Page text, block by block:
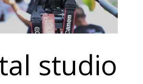
studio